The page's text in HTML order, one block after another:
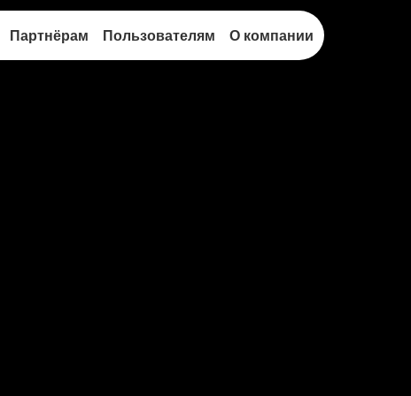
Партнёрам Пользователям О компании